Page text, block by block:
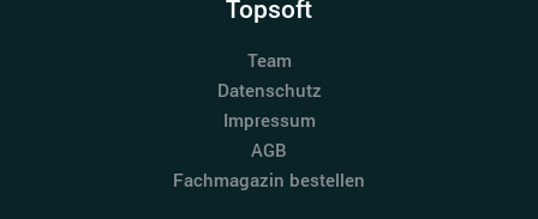
Topsoft
Team
Datenschutz
Impressum
AGB
Fachmagazin bestellen